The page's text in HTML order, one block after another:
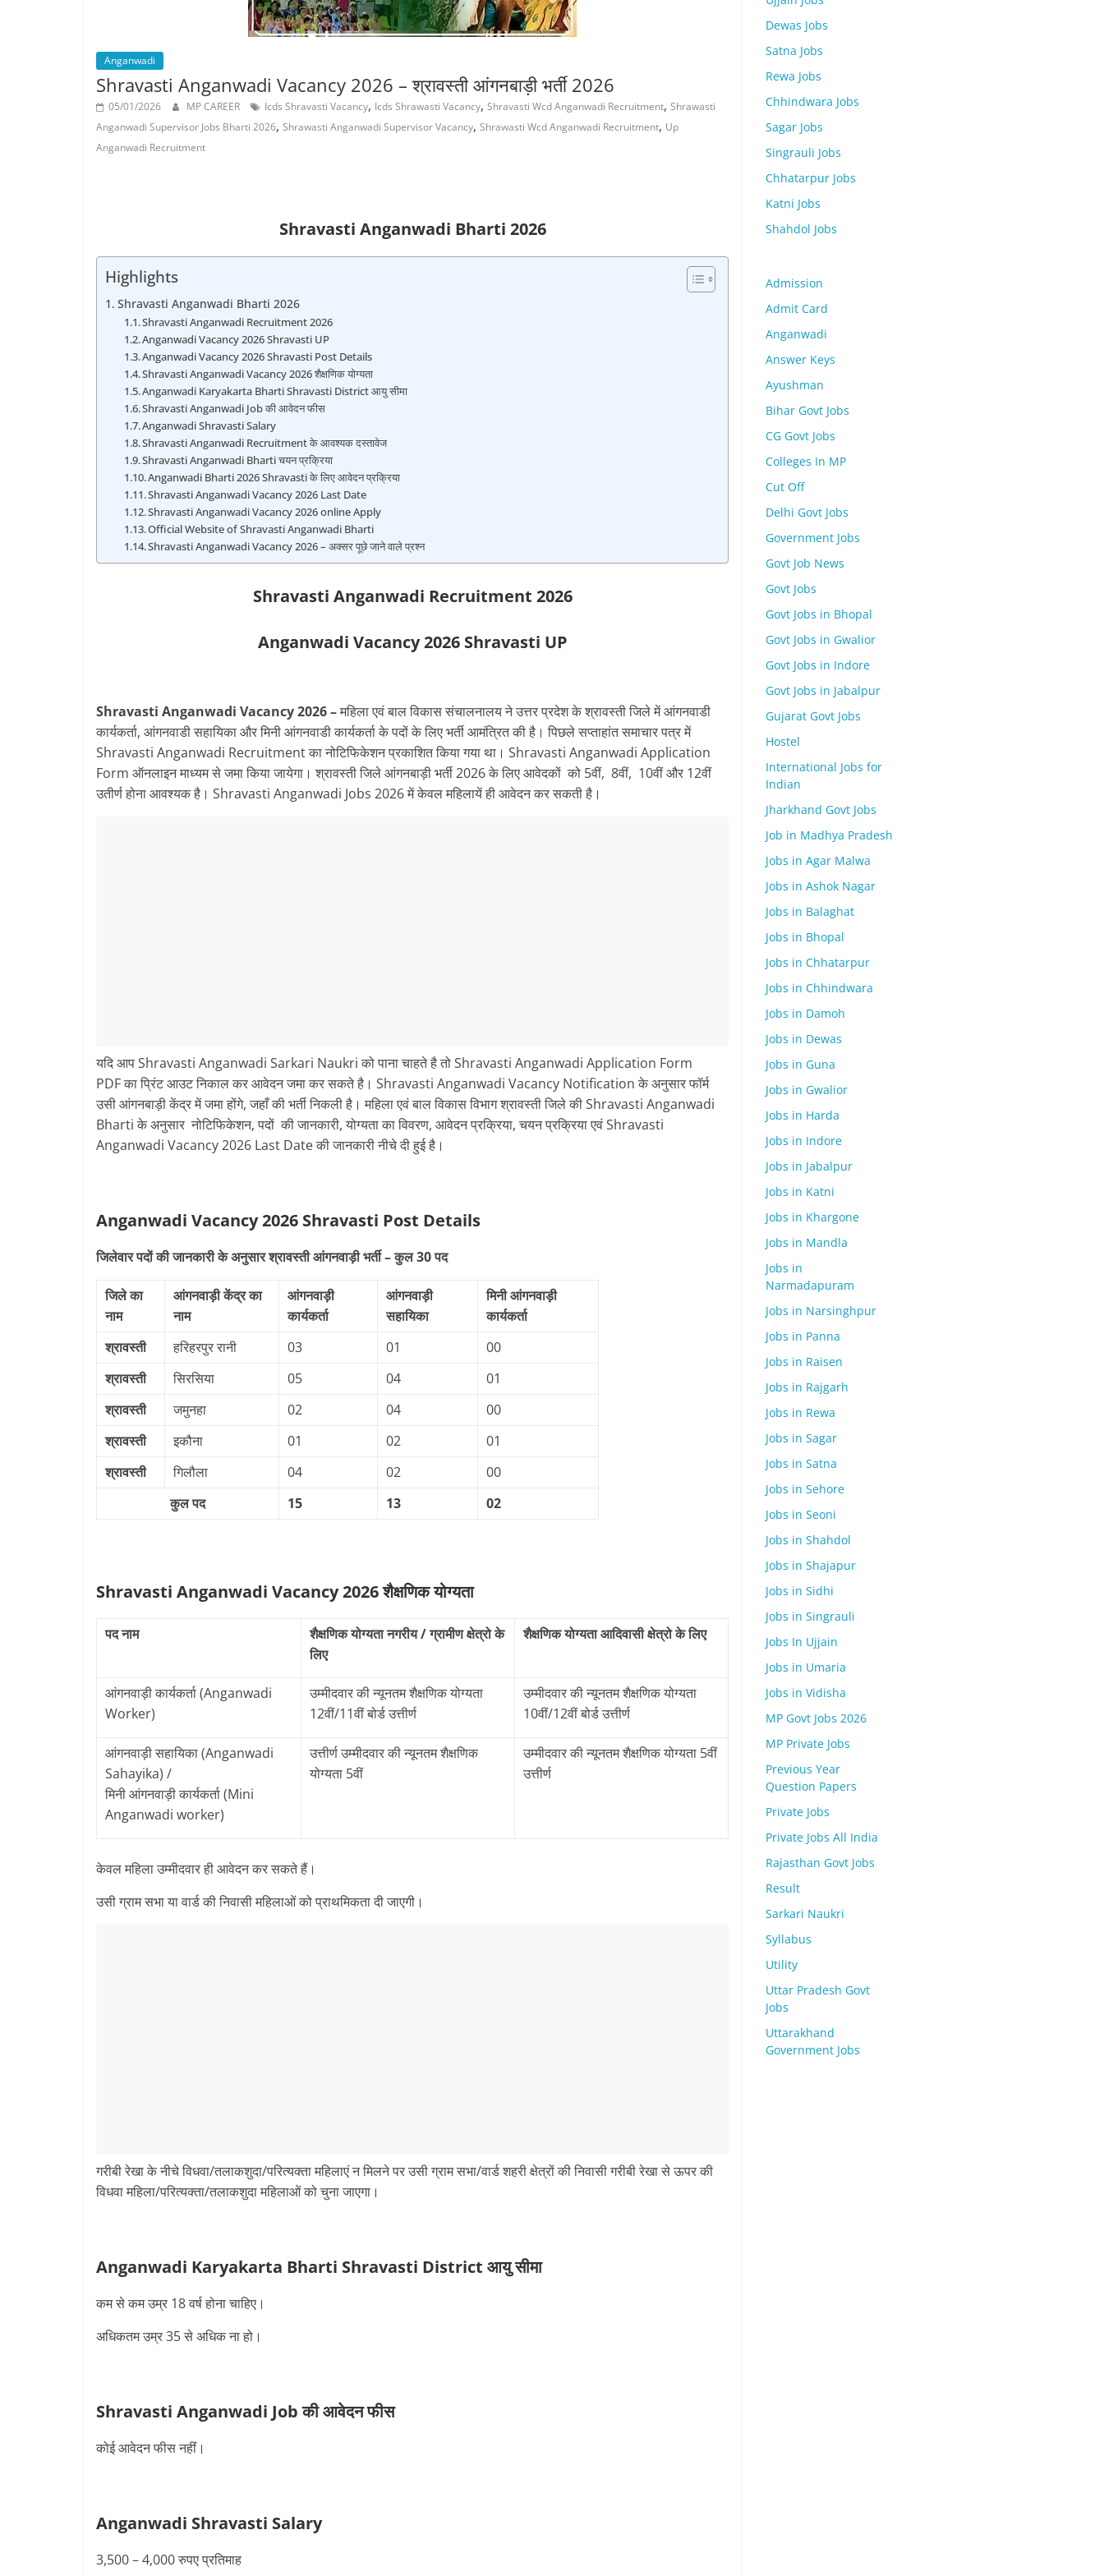
Anganwadi
Shravasti Anganwadi Vacancy 2026 – श्रावस्ती आंगनबाड़ी भर्ती 2026
05/01/2026 MP CAREER Icds Shravasti Vacancy, Icds Shrawasti Vacancy, Shravasti Wcd Anganwadi Recruitment, Shrawasti
Anganwadi Supervisor Jobs Bharti 2026, Shrawasti Anganwadi Supervisor Vacancy, Shrawasti Wcd Anganwadi Recruitment, Up
Anganwadi Recruitment
Shravasti Anganwadi Bharti 2026
Highlights
Shravasti Anganwadi Bharti 2026
Shravasti Anganwadi Recruitment 2026
Anganwadi Vacancy 2026 Shravasti UP
Anganwadi Vacancy 2026 Shravasti Post Details
Shravasti Anganwadi Vacancy 2026 शैक्षणिक योग्यता
Anganwadi Karyakarta Bharti Shravasti District आयु सीमा
Shravasti Anganwadi Job की आवेदन फीस
Anganwadi Shravasti Salary
Shravasti Anganwadi Recruitment के आवश्यक दस्तावेज
Shravasti Anganwadi Bharti चयन प्रक्रिया
Anganwadi Bharti 2026 Shravasti के लिए आवेदन प्रक्रिया
Shravasti Anganwadi Vacancy 2026 Last Date
Shravasti Anganwadi Vacancy 2026 online Apply
Official Website of Shravasti Anganwadi Bharti
Shravasti Anganwadi Vacancy 2026 – अक्सर पूछे जाने वाले प्रश्न
Shravasti Anganwadi Recruitment 2026
Anganwadi Vacancy 2026 Shravasti UP
Shravasti Anganwadi Vacancy 2026 –महिला एवं बाल विकास संचालनालय ने उत्तर प्रदेश के श्रावस्ती जिले में आंगनवाडी
कार्यकर्ता, आंगनवाडी सहायिका और मिनी आंगनवाडी कार्यकर्ता के पदों के लिए भर्ती आमंत्रित की है। पिछले सप्ताहांत समाचार पत्र में
Shravasti Anganwadi Recruitment का नोटिफिकेशन प्रकाशित किया गया था। Shravasti Anganwadi Application
Form ऑनलाइन माध्यम से जमा किया जायेगा। श्रावस्ती जिले आंगनबाड़ी भर्ती 2026 के लिए आवेदकों को 5वीं, 8वीं, 10वीं और 12वीं
उतीर्ण होना आवश्यक है। Shravasti Anganwadi Jobs 2026 में केवल महिलायें ही आवेदन कर सकती है।
यदि आप Shravasti Anganwadi Sarkari Naukri को पाना चाहते है तो Shravasti Anganwadi Application Form
PDF का प्रिंट आउट निकाल कर आवेदन जमा कर सकते है। Shravasti Anganwadi Vacancy Notification के अनुसार फॉर्म
उसी आंगनबाड़ी केंद्र में जमा होंगे, जहाँ की भर्ती निकली है। महिला एवं बाल विकास विभाग श्रावस्ती जिले की Shravasti Anganwadi
Bharti के अनुसार नोटिफिकेशन, पदों की जानकारी, योग्यता का विवरण, आवेदन प्रक्रिया, चयन प्रक्रिया एवं Shravasti
Anganwadi Vacancy 2026 Last Date की जानकारी नीचे दी हुई है।
Anganwadi Vacancy 2026 Shravasti Post Details
जिलेवार पदों की जानकारी के अनुसार श्रावस्ती आंगनवाड़ी भर्ती – कुल 30 पद
जिले का
नाम
आंगनवाड़ी केंद्र का
नाम
आंगनवाड़ी
कार्यकर्ता
आंगनवाड़ी
सहायिका
मिनी आंगनवाड़ी
कार्यकर्ता
श्रावस्ती
हरिहरपुर रानी 03 01
00
श्रावस्ती
सिरसिया 05 04
01
श्रावस्ती
जमुनहा 02 04
00
श्रावस्ती
इकौना 01 02
01
श्रावस्ती
गिलौला 04 02
00
कुल पद
15 13 02
Shravasti Anganwadi Vacancy 2026 शैक्षणिक योग्यता
पद नाम
शैक्षणिक योग्यता नगरीय / ग्रामीण क्षेत्रो के
लिए
शैक्षणिक योग्यता आदिवासी क्षेत्रो के लिए
आंगनवाड़ी कार्यकर्ता (Anganwadi
Worker)
उम्मीदवार की न्यूनतम शैक्षणिक योग्यता
12वीं/11वीं बोर्ड उत्तीर्ण
उम्मीदवार की न्यूनतम शैक्षणिक योग्यता
10वीं/12वीं बोर्ड उत्तीर्ण
आंगनवाड़ी सहायिका (Anganwadi
Sahayika) /
मिनी आंगनवाड़ी कार्यकर्ता (Mini
Anganwadi worker)
उत्तीर्ण उम्मीदवार की न्यूनतम शैक्षणिक
योग्यता 5वीं
उम्मीदवार की न्यूनतम शैक्षणिक योग्यता 5वीं
उत्तीर्ण
केवल महिला उम्मीदवार ही आवेदन कर सकते हैं।
उसी ग्राम सभा या वार्ड की निवासी महिलाओं को प्राथमिकता दी जाएगी।
गरीबी रेखा के नीचे विधवा/तलाकशुदा/परित्यक्ता महिलाएं न मिलने पर उसी ग्राम सभा/वार्ड शहरी क्षेत्रों की निवासी गरीबी रेखा से ऊपर की
विधवा महिला/परित्यक्ता/तलाकशुदा महिलाओं को चुना जाएगा।
Anganwadi Karyakarta Bharti Shravasti District आयु सीमा
कम से कम उम्र 18 वर्ष होना चाहिए।
अधिकतम उम्र 35 से अधिक ना हो।
Shravasti Anganwadi Job कीआवेदन फीस
कोई आवेदन फीस नहींं।
Anganwadi Shravasti Salary
3,500 – 4,000 रुपए प्रतिमाह
Dewas Jobs
Satna Jobs
Rewa Jobs
Chhindwara Jobs
Sagar Jobs
Singrauli Jobs
Chhatarpur Jobs
Katni Jobs
Shahdol Jobs
Admission
Admit Card
Anganwadi
Answer Keys
Ayushman
Bihar Govt Jobs
CG Govt Jobs
Colleges In MP
Cut Off
Delhi Govt Jobs
Government Jobs
Govt Job News
Govt Jobs
Govt Jobs in Bhopal
Govt Jobs in Gwalior
Govt Jobs in Indore
Govt Jobs in Jabalpur
Gujarat Govt Jobs
Hostel
International Jobs for
Indian
Jharkhand Govt Jobs
Job in Madhya Pradesh
Jobs in Agar Malwa
Jobs in Ashok Nagar
Jobs in Balaghat
Jobs in Bhopal
Jobs in Chhatarpur
Jobs in Chhindwara
Jobs in Damoh
Jobs in Dewas
Jobs in Guna
Jobs in Gwalior
Jobs in Harda
Jobs in Indore
Jobs in Jabalpur
Jobs in Katni
Jobs in Khargone
Jobs in Mandla
Jobs in
Narmadapuram
Jobs in Narsinghpur
Jobs in Panna
Jobs in Raisen
Jobs in Rajgarh
Jobs in Rewa
Jobs in Sagar
Jobs in Satna
Jobs in Sehore
Jobs in Seoni
Jobs in Shahdol
Jobs in Shajapur
Jobs in Sidhi
Jobs in Singrauli
Jobs In Ujjain
Jobs in Umaria
Jobs in Vidisha
MP Govt Jobs 2026
MP Private Jobs
Previous Year
Question Papers
Private Jobs
Private Jobs All India
Rajasthan Govt Jobs
Result
Sarkari Naukri
Syllabus
Utility
Uttar Pradesh Govt
Jobs
Uttarakhand
Government Jobs